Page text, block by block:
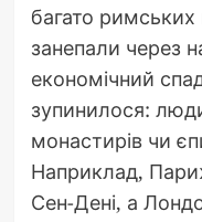
багато римських
занепали через
економічний
зупинилося:
монастирів чи
Наприклад,
Сен-Дені, а